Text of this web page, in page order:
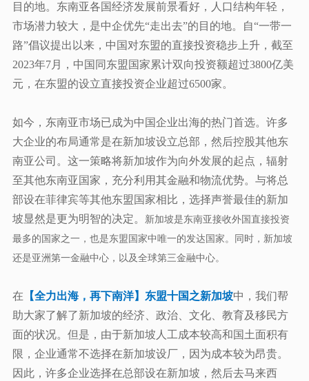
目的地。东南亚各国经济发展前景看好，人口结构年轻，
市场潜力较大，是中企优先“走出去”的目的地。 自“一带一
路”倡议提出以来，中国对东盟的直接投资稳步上升，截至
2023年7月，中国同东盟国家累计双向投资额超过3800亿美
元，在东盟的设立直接投资企业超过6500家。
如今，东南亚市场已成为中国企业出海的热门首选。许多
大企业的布局通常是在新加坡设立总部，然后控股其他东
南亚公司。这一策略将新加坡作为向外发展的起点，辐射
至其他东南亚国家，充分利用其金融和物流优势。与将总
部设在菲律宾等其他东盟国家相比，选择声誉最佳的新加
坡显然是更为明智的决定。 新加坡是东南亚接收外国直接投资
最多的国家之一，也是东盟国家中唯一的发达国家。同时，新加坡
还是亚洲第一金融中心，以及全球第三金融中心。
在 【全力出海，再下南洋】东盟十国之新加坡中，我们帮
助大家了解了新加坡的经济、政治、文化、教育及移民方
面的状况。但是，由于新加坡人工成本较高和国土面积有
限，企业通常不选择在新加坡设厂，因为成本较为昂贵。
因此，许多企业选择在总部设在新加坡，然后去马来西